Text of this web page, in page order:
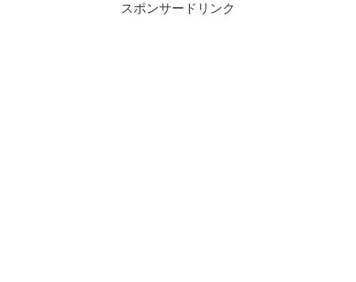
スポンサードリンク